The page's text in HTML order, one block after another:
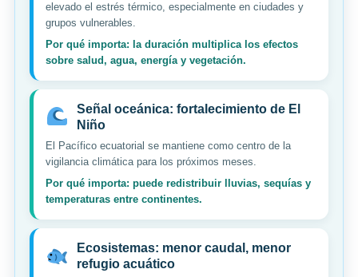
elevado el estrés térmico, especialmente en ciudades y
grupos vulnerables.
Por qué importa: la duración multiplica los efectos
sobre salud, agua, energía y vegetación.
Señal oceánica: fortalecimiento de El
Niño
El Pacífico ecuatorial se mantiene como centro de la
vigilancia climática para los próximos meses.
Por qué importa: puede redistribuir lluvias, sequías y
temperaturas entre continentes.
Ecosistemas: menor caudal, menor
refugio acuático